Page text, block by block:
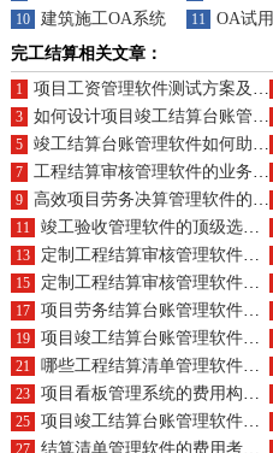
10 建筑施工OA系统 11 OA试用
完工结算相关文章：
1 项目工资管理软件测试方案及售后支持如何？
3 如何设计项目竣工结算台账管理软件的全面测试及售后保障？
5 竣工结算台账管理软件如何助力项目财务一体化？产品结构概览？
7 工程结算审核管理软件的业务流程解析与产品组合推荐
9 高效项目劳务决算管理软件的优选及年度费用是多少？
11 竣工验收管理软件的顶级选择及年度费用？
13 定制工程结算审核管理软件的开发成本？
15 定制工程结算审核管理软件的开发成本？
17 项目劳务结算台账管理软件品牌推荐及作用？
19 项目竣工结算台账管理软件公司推荐及作用？
21 哪些工程结算清单管理软件值得推荐？其作用为何重要？
23 项目看板管理系统的费用构成如何？其对企业管理的提升有何帮助？
25 项目竣工结算台账管理软件的定义是什么？它如何助力企业？
27 结算清单管理软件的费用考量及其简化财务流程的优势？